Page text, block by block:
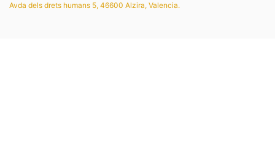
Avda dels drets humans 5, 46600 Alzira, Valencia.